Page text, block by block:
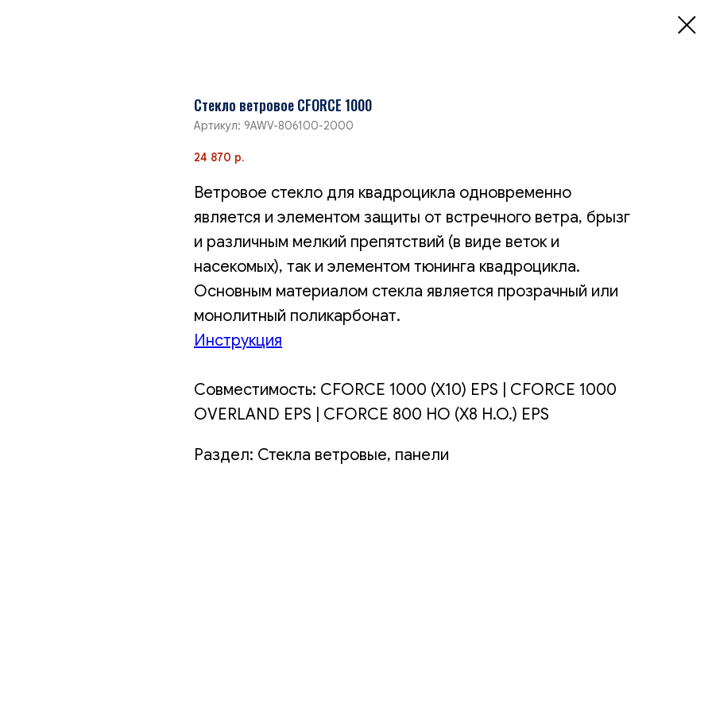
Cтекло ветровое CFORCE 1000
Артикул: 9AWV-806100-2000
24 870 р.
Ветровое стекло для квадроцикла одновременно
является и элементом защиты от встречного ветра, брызг
и различным мелкий препятствий (в виде веток и
насекомых), так и элементом тюнинга квадроцикла.
Основным материалом стекла является прозрачный или
монолитный поликарбонат.
Инструкция
Совместимость: CFORCE 1000 (X10) EPS | CFORCE 1000
OVERLAND EPS | CFORCE 800 HO (X8 H.O.) EPS
Раздел: Стекла ветровые, панели